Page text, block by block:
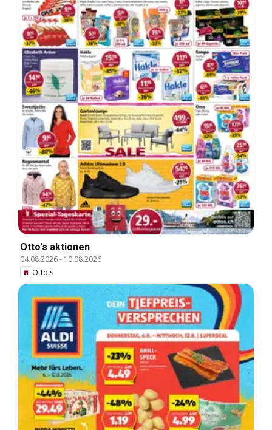
Otto's aktionen
04.08.2026- 10.08.2026
Otto's